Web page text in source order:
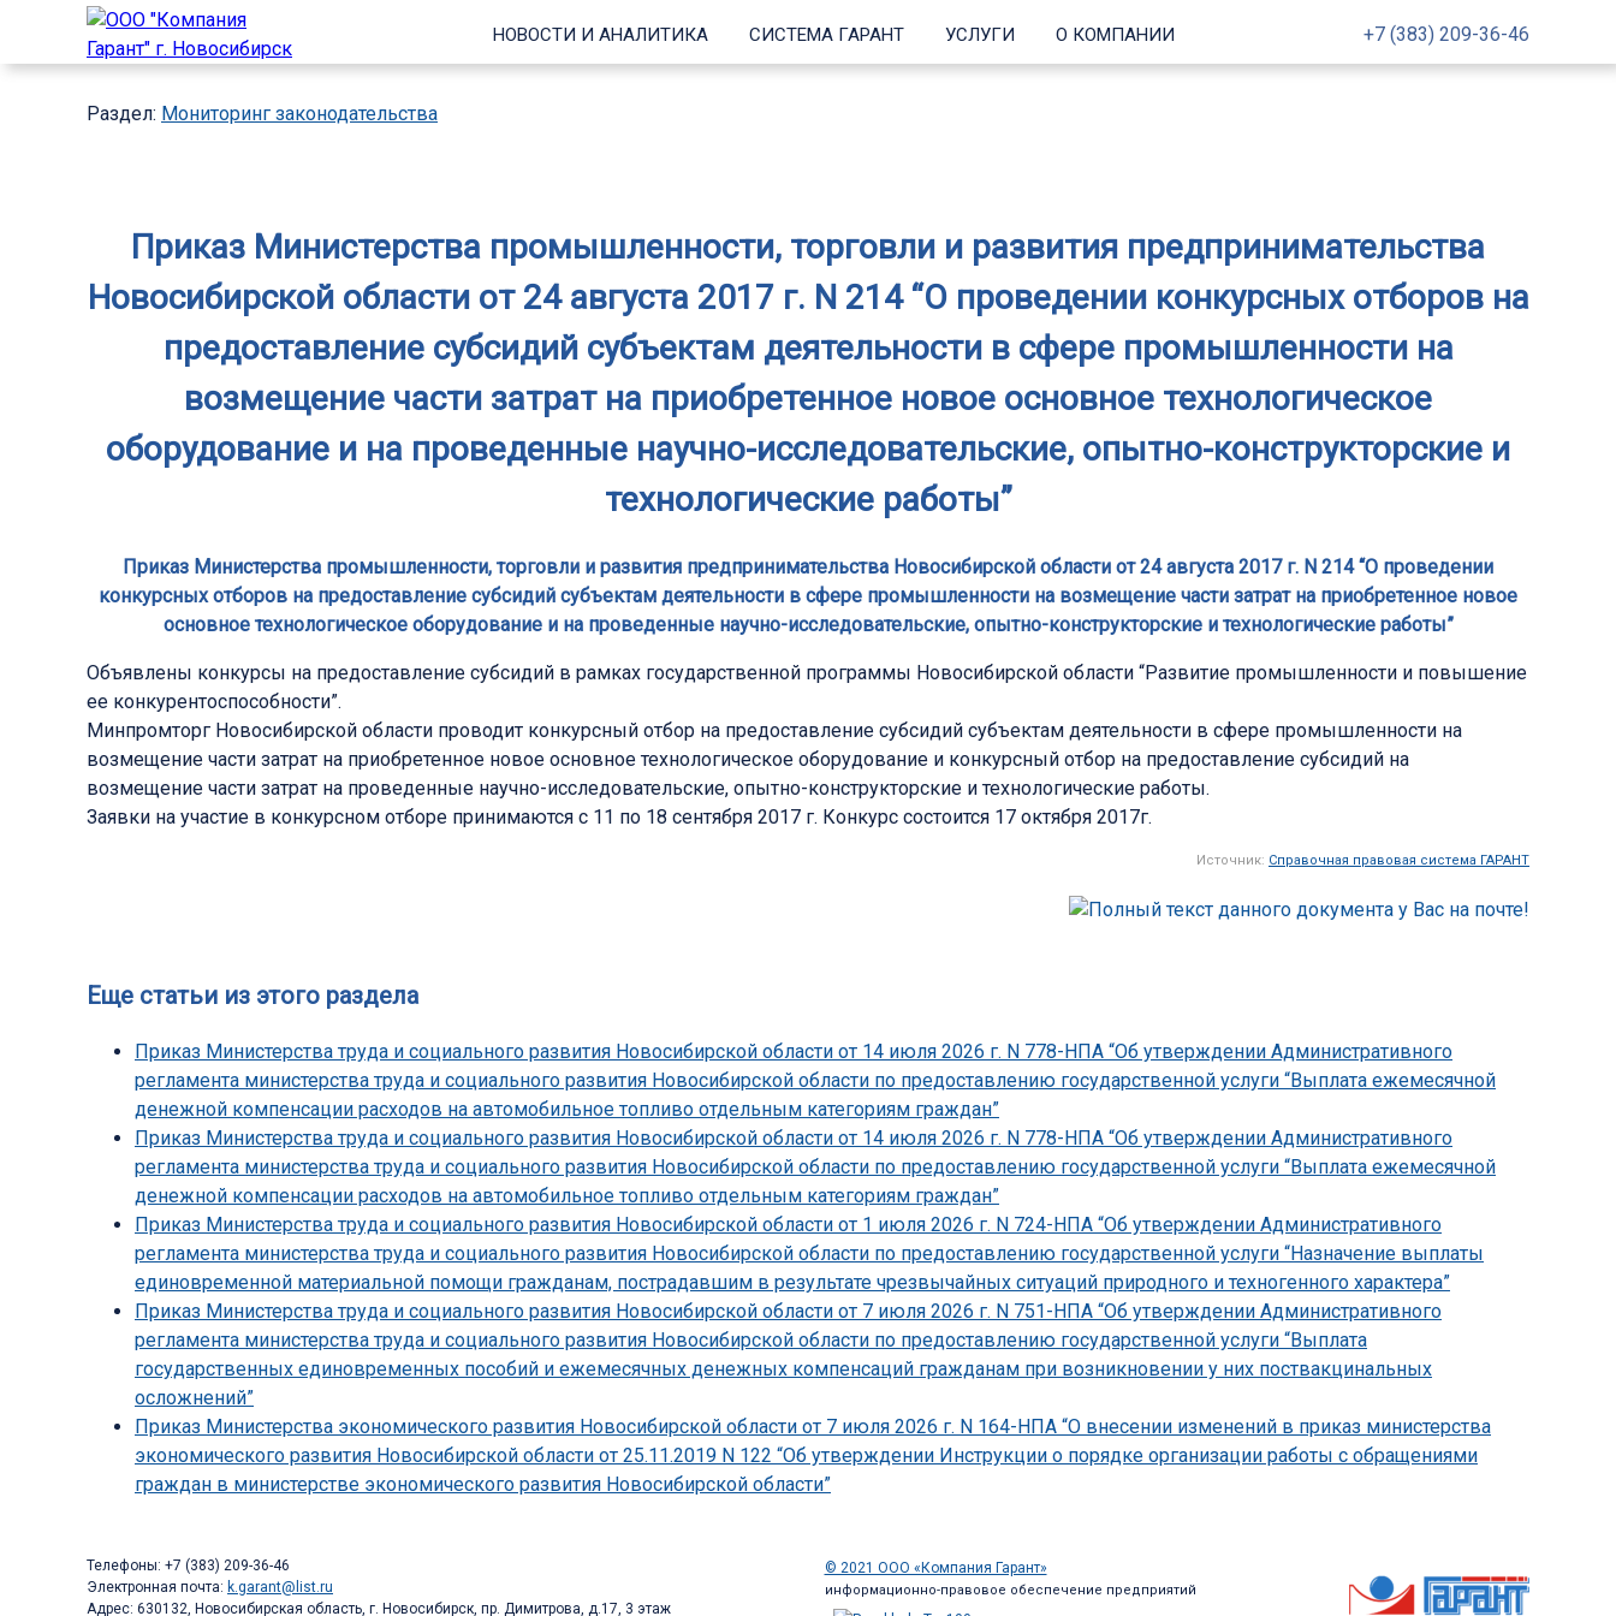
НОВОСТИ И АНАЛИТИКА СИСТЕМА ГАРАНТ УСЛУГИ О КОМПАНИИ +7 (383) 209-36-46
Раздел: Мониторинг законодательства
Приказ Министерства промышленности, торговли и развития предпринимательства
Новосибирской области от 24 августа 2017 г. N 214 “О проведении конкурсных отборов на
предоставление субсидий субъектам деятельности в сфере промышленности на
возмещение части затрат на приобретенное новое основное технологическое
оборудование и на проведенные научно-исследовательские, опытно-конструкторские и
технологические работы”
Приказ Министерства промышленности, торговли и развития предпринимательства Новосибирской области от 24 августа 2017 г. N 214 “О проведении
конкурсных отборов на предоставление субсидий субъектам деятельности в сфере промышленности на возмещение части затрат на приобретенное новое
основное технологическое оборудование и на проведенные научно-исследовательские, опытно-конструкторские и технологические работы”
Объявлены конкурсы на предоставление субсидий в рамках государственной программы Новосибирской области “Развитие промышленности и повышение
ее конкурентоспособности”.
Минпромторг Новосибирской области проводит конкурсный отбор на предоставление субсидий субъектам деятельности в сфере промышленности на
возмещение части затрат на приобретенное новое основное технологическое оборудование и конкурсный отбор на предоставление субсидий на
возмещение части затрат на проведенные научно-исследовательские, опытно-конструкторские и технологические работы.
Заявки на участие в конкурсном отборе принимаются с 11 по 18 сентября 2017 г. Конкурс состоится 17 октября 2017г.
Источник: Справочная правовая система ГАРАНТ
Еще статьи из этого раздела
Приказ Министерства труда и социального развития Новосибирской области от 14 июля 2026 г. N 778-НПА “Об утверждении Административного
регламента министерства труда и социального развития Новосибирской области по предоставлению государственной услуги “Выплата ежемесячной
денежной компенсации расходов на автомобильное топливо отдельным категориям граждан”
Приказ Министерства труда и социального развития Новосибирской области от 14 июля 2026 г. N 778-НПА “Об утверждении Административного
регламента министерства труда и социального развития Новосибирской области по предоставлению государственной услуги “Выплата ежемесячной
денежной компенсации расходов на автомобильное топливо отдельным категориям граждан”
Приказ Министерства труда и социального развития Новосибирской области от 1 июля 2026 г. N 724-НПА “Об утверждении Административного
регламента министерства труда и социального развития Новосибирской области по предоставлению государственной услуги “Назначение выплаты
единовременной материальной помощи гражданам, пострадавшим в результате чрезвычайных ситуаций природного и техногенного характера”
Приказ Министерства труда и социального развития Новосибирской области от 7 июля 2026 г. N 751-НПА “Об утверждении Административного
регламента министерства труда и социального развития Новосибирской области по предоставлению государственной услуги “Выплата
государственных единовременных пособий и ежемесячных денежных компенсаций гражданам при возникновении у них поствакцинальных
осложнений”
Приказ Министерства экономического развития Новосибирской области от 7 июля 2026 г. N 164-НПА “О внесении изменений в приказ министерства
экономического развития Новосибирской области от 25.11.2019 N 122 “Об утверждении Инструкции о порядке организации работы с обращениями
граждан в министерстве экономического развития Новосибирской области”
Телефоны: +7 (383) 209-36-46
Электронная почта: k.garant@list.ru
Адрес: 630132, Новосибирская область, г. Новосибирск, пр. Димитрова, д.17, 3 этаж
© 2021 ООО «Компания Гарант»
информационно-правовое обеспечение предприятий